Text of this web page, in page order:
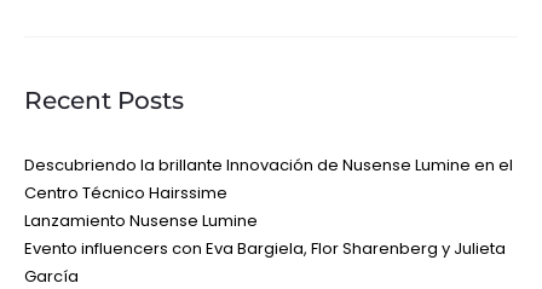
Recent Posts
Descubriendo la brillante Innovación de Nusense Lumine en el
Centro Técnico Hairssime
Lanzamiento Nusense Lumine
Evento influencers con Eva Bargiela, Flor Sharenberg y Julieta
García